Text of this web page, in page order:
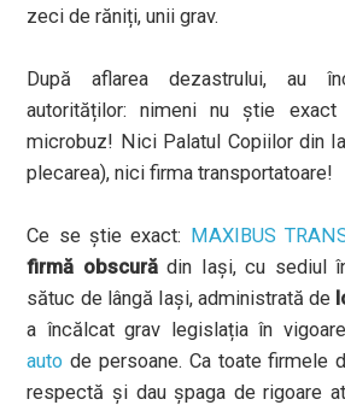
zeci de răniți, unii grav.
După aflarea dezastrului, au
autorităților: nimeni nu știe
microbuz! Nici Palatul Copiilor din
plecarea), nici firma transportatoare!
Ce se știe exact: MAXIBUS
firmă obscurădin Iași, cu sediul
sătuc de lângă Iași, administrată de
a încălcat grav legislația în
auto de persoane. Ca toate firmele
respectă și dau șpaga de rigoare